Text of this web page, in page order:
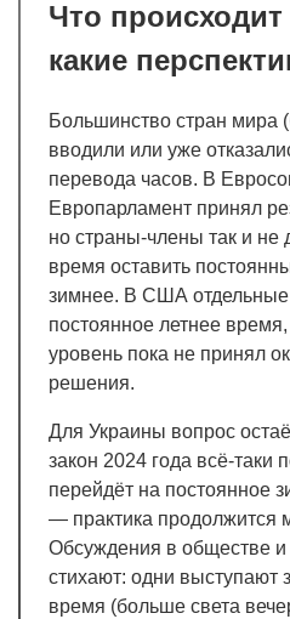
Что
какие
Большинство стран мира
вводили или уже
перевода часов. В
Европарламент принял
но страны-члены так и не
время оставить
зимнее. В США отдельные
постоянное летнее
уровень пока не принял
решения.
Для Украины вопрос
закон 2024 года всё-таки
перейдёт на постоянное
— практика продолжится
Обсуждения в обществе и
стихают: одни выступают
время (больше света